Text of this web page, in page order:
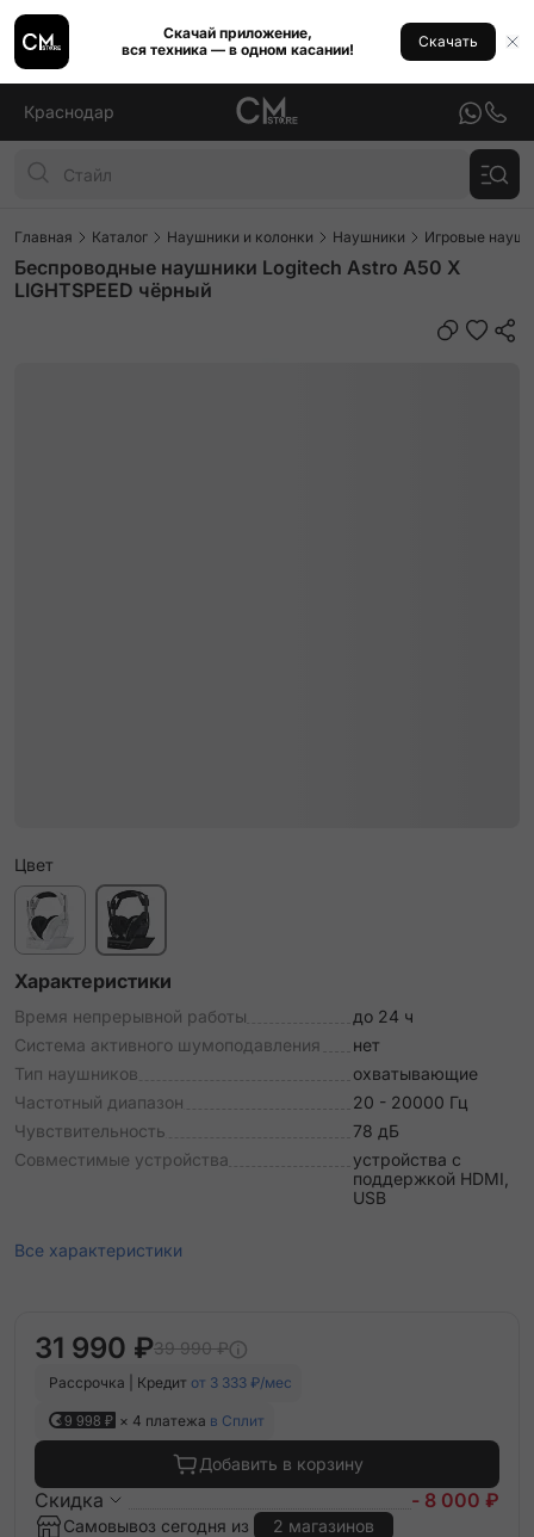
Скачай приложение,
вся техника — в одном касании!
Скачать
Краснодар
Главная Каталог Наушники и колонки Наушники Игровые
Беспроводные наушники Logitech Astro A50 X
LIGHTSPEED чёрный
Цвет
Характеристики
Время непрерывной работы
до 24 ч
Система активного шумоподавления
нет
Тип наушников
охватывающие
Частотный диапазон
20 - 20000 Гц
Чувствительность
78 дБ
Совместимые устройства
устройства с
поддержкой HDMI,
USB
Все характеристики
31 990 ₽39 990 ₽
Рассрочка | Кредит от 3 333 ₽/мес
9 998 ₽ × 4 платежа в Сплит
Добавить в корзину
Скидка - 8 000 ₽
Самовывоз сегодня из
2 магазинов